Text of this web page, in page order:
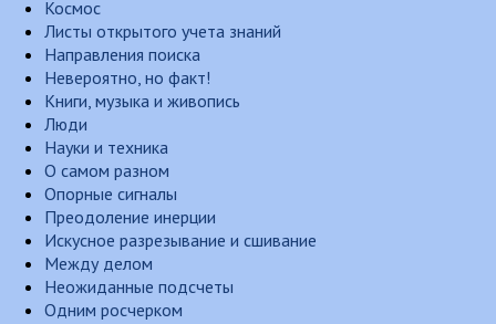
Космос
Листы открытого учета знаний
Направления поиска
Невероятно, но факт!
Книги, музыка и живопись
Люди
Науки и техника
О самом разном
Опорные сигналы
Преодоление инерции
Искусное разрезывание и сшивание
Между делом
Неожиданные подсчеты
Одним росчерком